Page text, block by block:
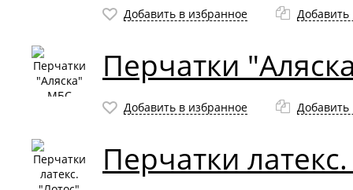
Добавить в избранное Добавить
Перчатки
Добавить в избранное Добавить
Перчатки